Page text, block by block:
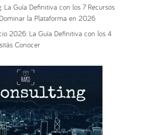
La Guía Definitiva con los 7 Recursos
la Plataforma en 2026
2026: La Guía Definitiva con los 4
Conocer